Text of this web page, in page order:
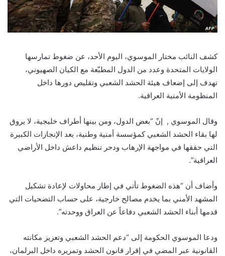
كشف النائب مختار الموسوي، اليوم الأحد، عن ضغوط تمارسها
الولايات المتحدة وعدد من الدول المطبّعة مع الكيان الصهيوني،
تهدف إلى إضعاف هيئة الحشد الشعبي وتقليص دورها داخل
المنظومة الأمنية العراقية.
وقال الموسوي , إنّ “بعض الدول، ومن بينها أطراف خليجية، لا يروق
لها بقاء الحشد الشعبي كمؤسسة أمنية وطنية، بعد الإنجازات الكبيرة
التي حققها في مواجهة الإرهاب ودحر تنظيم داعش داخل الأراضي
العراقية”.
وأضاف أن “هذه الضغوط تأتي في إطار محاولات لإعادة تشكيل
المشهد الأمني بما يخدم مصالح خارجية، على حساب التضحيات التي
قدمها أبناء الحشد الشعبي دفاعاً عن العراق ووحدته”.
ودعا الموسوي الحكومة إلى “دعم الحشد الشعبي وتعزيز مكانته
القانونية عبر المضي في إقرار قانون الحشد وتمريره داخل البرلمان،